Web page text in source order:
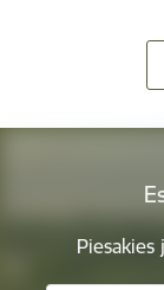
Piesakies